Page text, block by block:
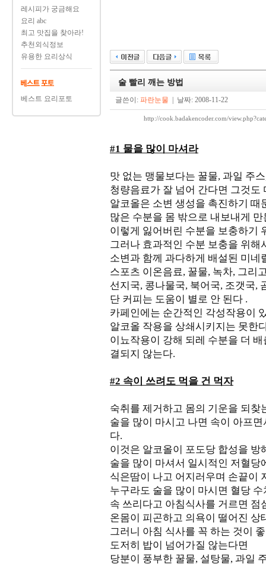
레시피가 궁금해요
요리 abc
최고 맛집을 찾아라!
추천외식정보
유용한 요리상식
베스트 요리포토
술 빨리 깨는 방법
글쓴이: 파란눈물 | 날짜: 2008-11-22
http://cook.badakencoder.com/
#1 물을 많이 마셔라
맛 없는 맹물보다는 꿀물, 과일 주
청량음료가 잘 넘어 간다면 그것도
알코올은 소변 생성을 촉진하기 때
많은 수분을 몸 밖으로 내보내게 만
이렇게 잃어버린 수분을 보충하기
그러나 효과적인 수분 보충을 위해
소변과 함께 과다하게 배설된 미네
스포츠 이온음료, 꿀물, 녹차, 그리
선지국, 콩나물국, 북어국, 조갯국,
단 커피는 도움이 별로 안 된다 .
카페인에는 순간적인 각성작용이
알코올 작용을 상쇄시키지는 못한
이뇨작용이 강해 되레 수분을 더
결되지 않는다.
#2 속이 쓰려도 먹을 건 먹자
숙취를 제거하고 몸의 기운을 되찾
술을 많이 마시고 나면 속이 아프
다.
이것은 알코올이 포도당 합성을
술을 많이 마셔서 일시적인 저혈당
식은땀이 나고 어지러우며 손끝이
누구라도 술을 많이 마시면 혈당
속 쓰리다고 아침식사를 거르면 점
온몸이 피곤하고 의욕이 떨어진 상
그러니 아침 식사를 꼭 하는 것이
도저히 밥이 넘어가질 않는다면
당분이 풍부한 꿀물, 설탕물, 과일